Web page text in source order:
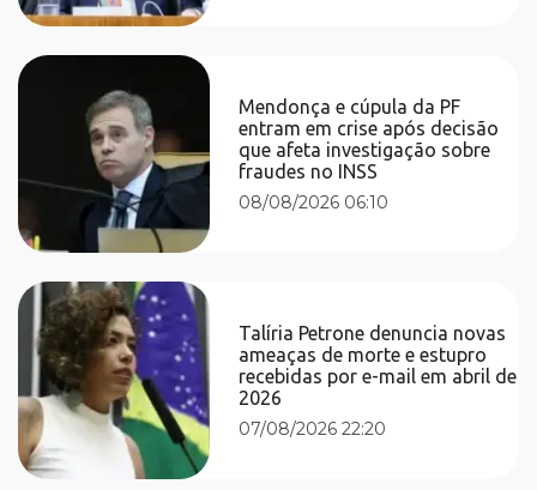
Mendonça e cúpula da PF
entram em crise após decisão
que afeta investigação sobre
fraudes no INSS
08/08/2026 06:10
Talíria Petrone denuncia novas
ameaças de morte e estupro
recebidas por e-mail em abril de
2026
07/08/2026 22:20